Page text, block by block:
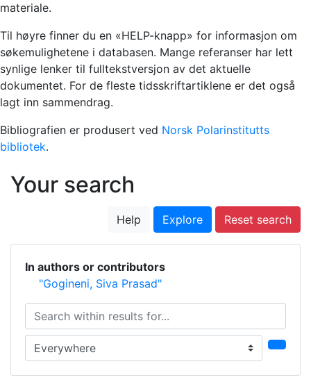
materiale.
Til høyre finner du en «HELP-knapp» for informasjon om
søkemulighetene i databasen. Mange referanser har lett
synlige lenker til fulltekstversjon av det aktuelle
dokumentet. For de fleste tidsskriftartiklene er det også
lagt inn sammendrag.
Bibliografien er produsert ved Norsk Polarinstitutts
bibliotek.
Your search
Help Explore Reset search
In authors or contributors
"Gogineni, Siva Prasad"
Search within results for...
Search in...